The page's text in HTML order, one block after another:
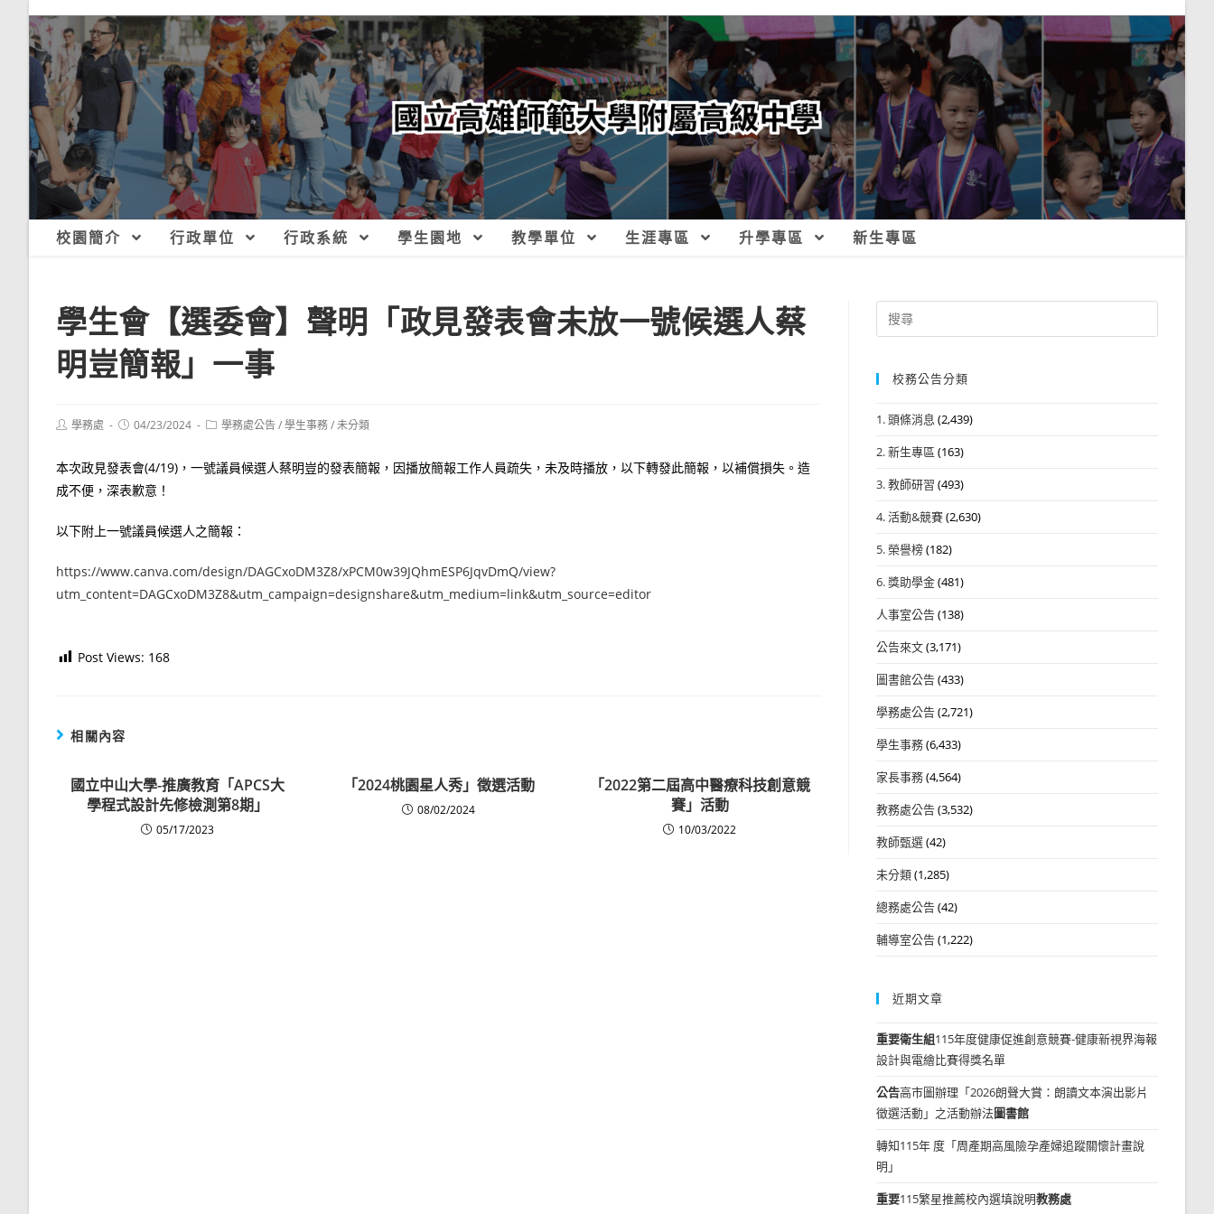
校園簡介 行政單位 行政系統 學生園地 教學單位 生涯專區 升學專區 新生專區
學生會【選委會】聲明「政見發表會未放一號候選人蔡
明豈簡報」一事
Post學務處
Post04/23/2024
Post學務處公告/學生事務/未分類
本次政見發表會(4/19)，一號議員候選人蔡明豈的發表簡報，因播放簡報工作人員疏失，未及時播放，以下轉發此簡報，以補償損失。造
成不便，深表歉意！
以下附上一號議員候選人之簡報：
https://www.canva.com/design/DAGCxoDM3Z8/xPCM0w39JQhmESP6JqvDmQ/view?
utm_content=DAGCxoDM3Z8&utm_campaign=designshare&utm_medium=link&utm_source=editor
Post Views: 168
相關內容
國立中山大學-推廣教育「APCS大
學程式設計先修檢測第8期」
05/17/2023
「2024桃園星人秀」徵選活動
08/02/2024
「2022第二屆高中醫療科技創意競
賽」活動
10/03/2022
Search
for:
校務公告分類
1. 頭條消息 (2,439)
2. 新生專區 (163)
3. 教師研習 (493)
4. 活動&競賽(2,630)
5. 榮譽榜(182)
6. 獎助學金(481)
人事室公告(138)
公告來文(3,171)
圖書館公告(433)
學務處公告(2,721)
學生事務(6,433)
家長事務(4,564)
教務處公告(3,532)
教師甄選(42)
未分類(1,285)
總務處公告(42)
輔導室公告(1,222)
近期文章
重要衛生組115年度健康促進創意競賽-健康新視界海報
設計與電繪比賽得獎名單
公告高市圖辦理「2026朗聲大賞：朗讀文本演出影片
徵選活動」之活動辦法圖書館
轉知115年 度「周產期高風險孕產婦追蹤關懷計畫說
明」
重要115繁星推薦校內選填說明教務處